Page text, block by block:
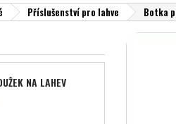
Příslušenství pro lahve Botka
NA LAHEV